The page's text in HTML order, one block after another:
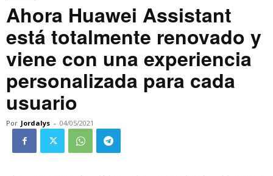
Ahora Huawei Assistant
está totalmente renovado y
viene con una experiencia
personalizada para cada
usuario
Por Jordalys - 04/05/2021